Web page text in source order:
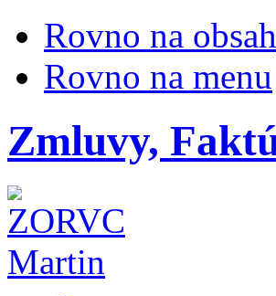
Rovno na obsah
Rovno na menu
Zmluvy,